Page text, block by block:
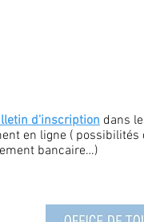
d'inscription dans
en ligne ( possibilités
bancaire…)